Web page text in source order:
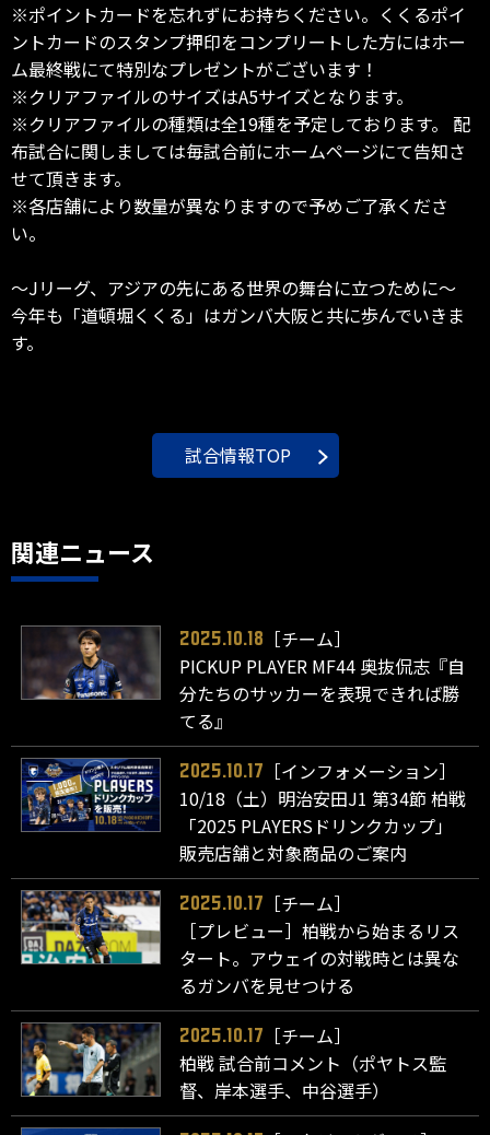
※ポイントカードを忘れずにお持ちください。くくるポイ
ントカードのスタンプ押印をコンプリートした方にはホー
ム最終戦にて特別なプレゼントがございます！
※クリアファイルのサイズはA5サイズとなります。
※クリアファイルの種類は全19種を予定しております。 配
布試合に関しましては毎試合前にホームページにて告知さ
せて頂きます。
※各店舗により数量が異なりますので予めご了承くださ
い。
～Jリーグ、アジアの先にある世界の舞台に立つために～
今年も「道頓堀くくる」はガンバ大阪と共に歩んでいきま
す。
試合情報TOP
関連ニュース
2025.10.18
［チーム］
PICKUP PLAYER MF44 奥抜侃志『自
分たちのサッカーを表現できれば勝
てる』
2025.10.17
［インフォメーション］
10/18（土）明治安田J1 第34節 柏戦
「2025 PLAYERSドリンクカップ」
販売店舗と対象商品のご案内
2025.10.17
［チーム］
［プレビュー］柏戦から始まるリス
タート。アウェイの対戦時とは異な
るガンバを見せつける
2025.10.17
［チーム］
柏戦 試合前コメント（ポヤトス監
督、岸本選手、中谷選手）